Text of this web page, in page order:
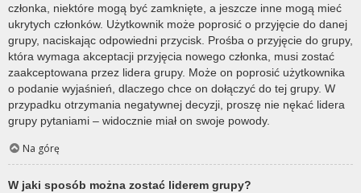
członka, niektóre mogą być zamknięte, a jeszcze inne mogą mieć
ukrytych członków. Użytkownik może poprosić o przyjęcie do danej
grupy, naciskając odpowiedni przycisk. Prośba o przyjęcie do grupy,
która wymaga akceptacji przyjęcia nowego członka, musi zostać
zaakceptowana przez lidera grupy. Może on poprosić użytkownika
o podanie wyjaśnień, dlaczego chce on dołączyć do tej grupy. W
przypadku otrzymania negatywnej decyzji, proszę nie nękać lidera
grupy pytaniami – widocznie miał on swoje powody.
Na górę
W jaki sposób można zostać liderem grupy?